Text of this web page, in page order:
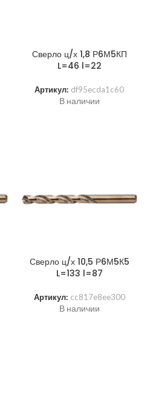
Сверло ц/х 1,8 Р6М5КП
L=46 l=22
Артикул: df95ecda1c60
В наличии
Сверло ц/х 10,5 Р6М5К5
L=133 l=87
Артикул: cc817e8ee300
В наличии